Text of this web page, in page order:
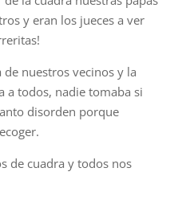
y eran los jueces a ver
de nuestros vecinos y la
a todos, nadie tomaba si
disorden porque
de cuadra y todos nos